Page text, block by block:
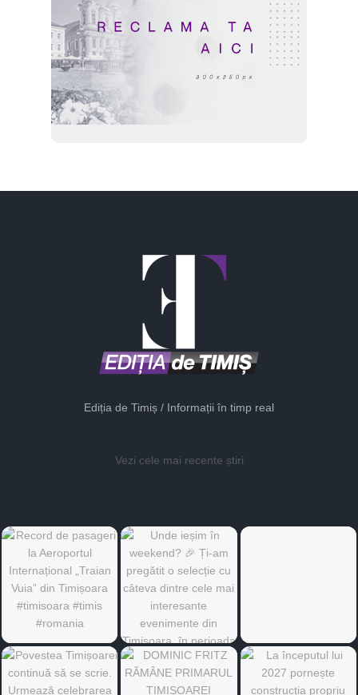
Ediția de Timiș / Informații în timp real
Vezi cele mai recente știri